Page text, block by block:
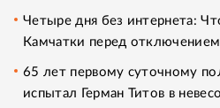
Четыре дня без интернета:
Камчатки перед отключением
65 лет первому суточному
испытал Герман Титов в